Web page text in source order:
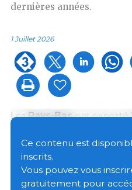
dernières années.
1 Juillet 2026
LesPays-Basont exporté
moinsqu'à la même
animaux avaient été
semestriel le plus faible
cela confirme la
Ce contenu est
inscrits.
Vous pouvez vous
gratuitement pour